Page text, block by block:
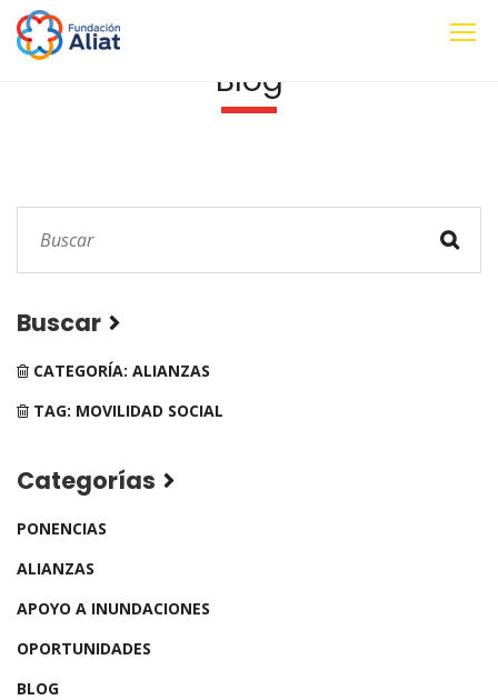
Blog
Buscar
CATEGORÍA: ALIANZAS
TAG: MOVILIDAD SOCIAL
Categorías
PONENCIAS
ALIANZAS
APOYO A INUNDACIONES
OPORTUNIDADES
BLOG